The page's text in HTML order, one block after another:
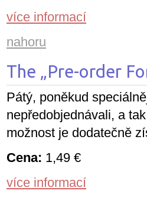
více informací
nahoru
The „Pre-order
Pátý, poněkud
nepředobjednávali, a
možnost je dodatečně
Cena: 1,49 €
více informací